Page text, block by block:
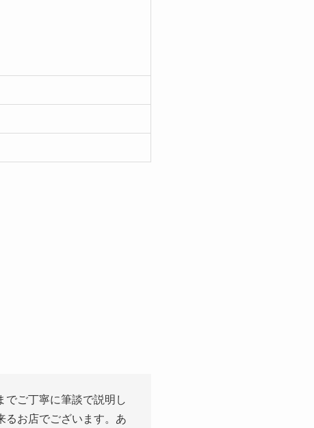
でご丁寧に筆談で説明し
るお店でございます。あ